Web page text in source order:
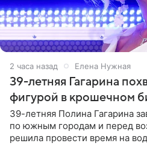
2 часа назад Елена Нужная
39-летняя Гагарина
фигурой в крошечном
39-летняя Полина Гагарина
по южным городам и перед
решила провести время на